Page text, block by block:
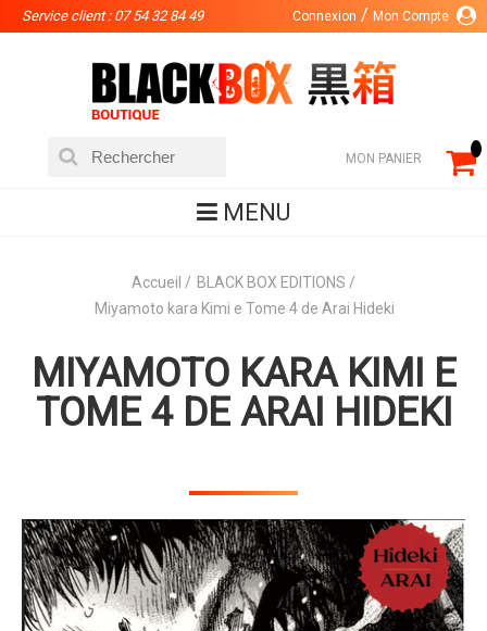
Service client : 07 54 32 84 49 Connexion Mon Compte
MON PANIER
MENU
Accueil
BLACK BOX EDITIONS
Miyamoto kara Kimi e Tome 4 de Arai Hideki
MIYAMOTO KARA KIMI E
TOME 4 DE ARAI HIDEKI